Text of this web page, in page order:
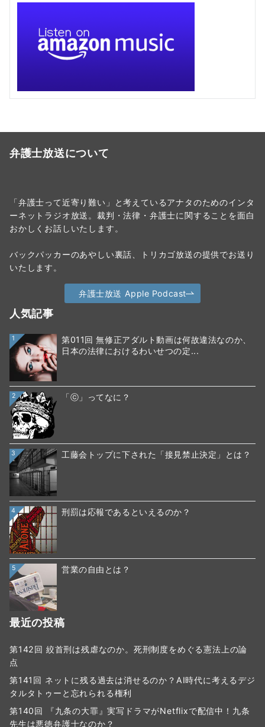
弁護士放送について
「弁護士って近寄り難い」と考えているアナタのためのインタ
ーネットラジオ放送。裁判・法律・弁護士に関することを面白
おかしくお話しいたします。
バックパッカーのあやしい裏話、トリカゴ放送の提供でお送り
いたします。
弁護士放送 Apple Podcast
人気記事
1
第011回 無修正アダルト動画は何故違法なのか、
日本の法律におけるわいせつの定...
2 「ⓒ」ってなに？
3 工藤会トップに下された「接見禁止決定」とは？
4 刑罰は応報であるといえるのか？
5 営業の自由とは？
最近の投稿
第142回 絞首刑は残虐なのか。死刑制度をめぐる憲法上の論
点
第141回 ネットに残る過去は消せるのか？AI時代に考えるデジ
タルタトゥーと忘れられる権利
第140回 『九条の大罪』実写ドラマがNetflixで配信中！九条
先生は悪徳弁護士なのか？